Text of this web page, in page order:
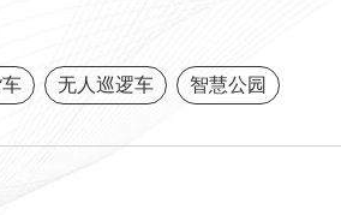
无人巡逻车 智慧公园